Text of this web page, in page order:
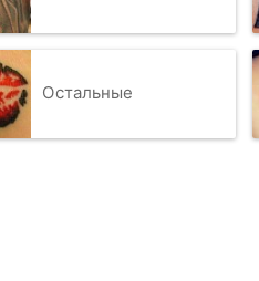
Остальные